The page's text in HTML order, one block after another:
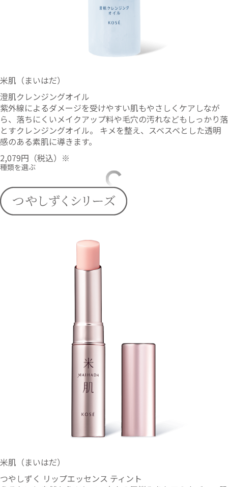
米肌（まいはだ）
澄肌クレンジングオイル
紫外線によるダメージを受けやすい肌もやさしくケアしなが
ら、落ちにくいメイクアップ料や毛穴の汚れなどもしっかり落
とすクレンジングオイル。 キメを整え、スベスベとした透明
感のある素肌に導きます。
2,079円 （税込）※
種類を選ぶ
米肌（まいはだ）
つやしずく リップエッセンス ティント